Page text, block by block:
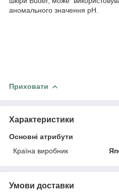
аномального значення pH.
Приховати
Характеристики
Основні атрибути
Країна виробник
Умови доставки